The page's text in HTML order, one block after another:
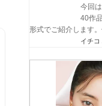
今回
40作
形式でご紹介します
イチコ